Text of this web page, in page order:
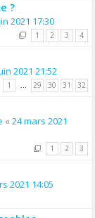
?
2021 17:30
1 2 3 4
2021 21:52
1 … 29 30 31 32
« 24 mars 2021
1 2 3
2021 14:05